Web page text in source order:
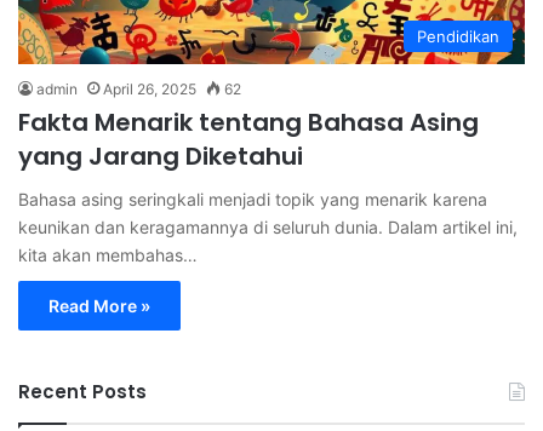
Pendidikan
admin April 26, 2025 62
Fakta Menarik tentang Bahasa Asing
yang Jarang Diketahui
Bahasa asing seringkali menjadi topik yang menarik karena
keunikan dan keragamannya di seluruh dunia. Dalam artikel ini,
kita akan membahas…
Read More »
Recent Posts